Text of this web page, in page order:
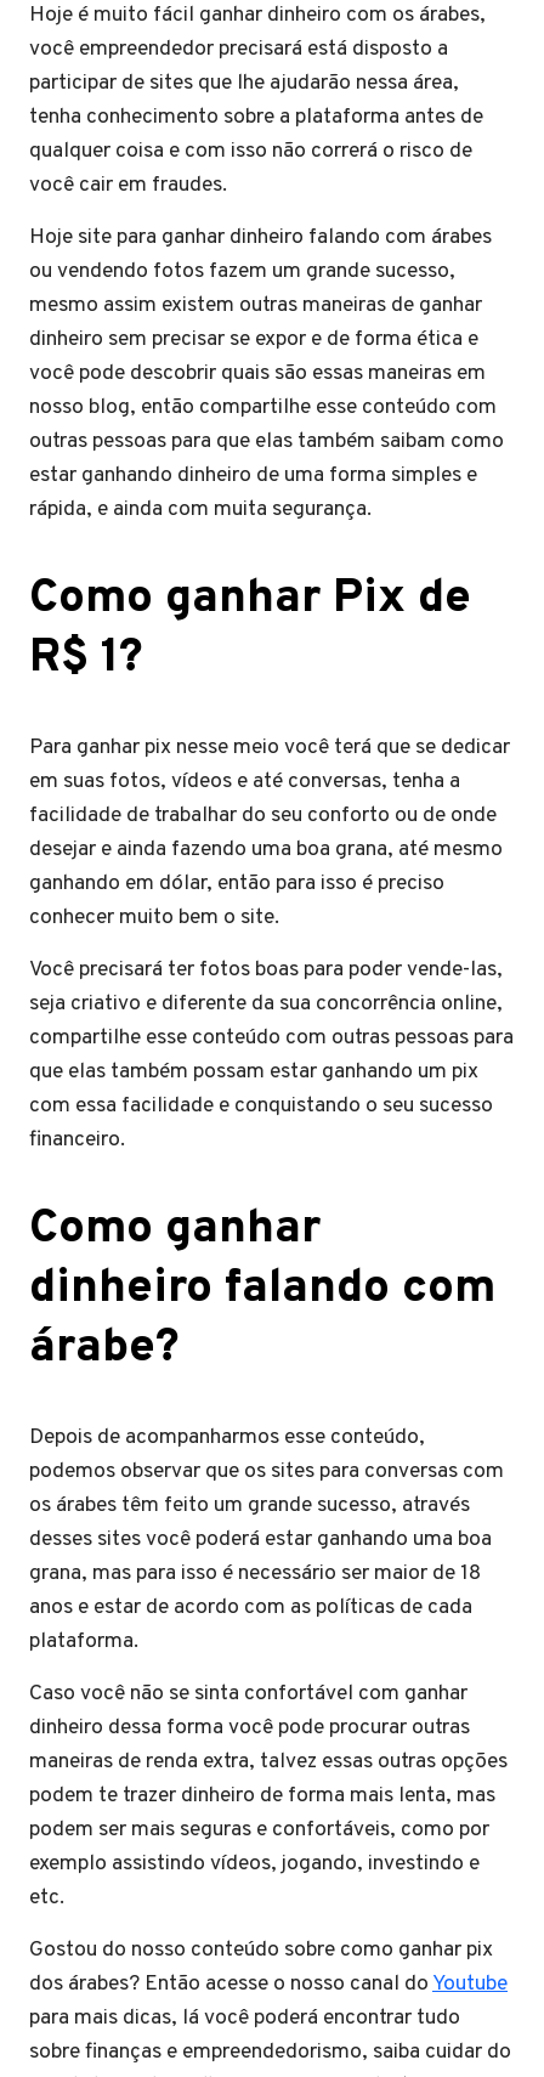
Hoje é muito fácil ganhar dinheiro com os árabes,
você empreendedor precisará está disposto a
participar de sites que lhe ajudarão nessa área,
tenha conhecimento sobre a plataforma antes de
qualquer coisa e com isso não correrá o risco de
você cair em fraudes.
Hoje site para ganhar dinheiro falando com árabes
ou vendendo fotos fazem um grande sucesso,
mesmo assim existem outras maneiras de ganhar
dinheiro sem precisar se expor e de forma ética e
você pode descobrir quais são essas maneiras em
nosso blog, então compartilhe esse conteúdo com
outras pessoas para que elas também saibam como
estar ganhando dinheiro de uma forma simples e
rápida, e ainda com muita segurança.
Como ganhar Pix de
R$ 1?
Para ganhar pix nesse meio você terá que se dedicar
em suas fotos, vídeos e até conversas, tenha a
facilidade de trabalhar do seu conforto ou de onde
desejar e ainda fazendo uma boa grana, até mesmo
ganhando em dólar, então para isso é preciso
conhecer muito bem o site.
Você precisará ter fotos boas para poder vende-las,
seja criativo e diferente da sua concorrência online,
compartilhe esse conteúdo com outras pessoas para
que elas também possam estar ganhando um pix
com essa facilidade e conquistando o seu sucesso
financeiro.
Como ganhar
dinheiro falando com
árabe?
Depois de acompanharmos esse conteúdo,
podemos observar que os sites para conversas com
os árabes têm feito um grande sucesso, através
desses sites você poderá estar ganhando uma boa
grana, mas para isso é necessário ser maior de 18
anos e estar de acordo com as políticas de cada
plataforma.
Caso você não se sinta confortável com ganhar
dinheiro dessa forma você pode procurar outras
maneiras de renda extra, talvez essas outras opções
podem te trazer dinheiro de forma mais lenta, mas
podem ser mais seguras e confortáveis, como por
exemplo assistindo vídeos, jogando, investindo e
etc.
Gostou do nosso conteúdo sobre como ganhar pix
dos árabes? Então acesse o nosso canal doYoutube
para mais dicas, lá você poderá encontrar tudo
sobre finanças e empreendedorismo, saiba cuidar do